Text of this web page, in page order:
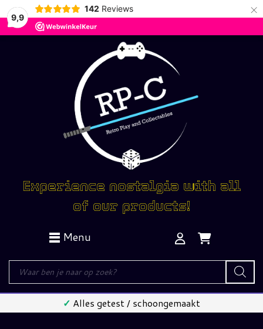
9,9
142 Reviews ×
Experience nostalgia with all
of our products!
Menu
Producten
zoeken
✓ Alles getest / schoongemaakt